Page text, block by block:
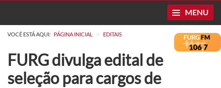
MENU
VOCÊ ESTÁ AQUI: PÁGINA INICIAL > EDITAIS
FURG divulga edital de
seleção para cargos de